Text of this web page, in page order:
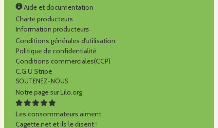
Aide et documentation
Charte producteurs
Information producteurs
Conditions générales d'utilisation
Politique de confidentialité
Conditions commerciales(CCP)
C.G.U Stripe
SOUTENEZ-NOUS
Notre page sur Lilo.org
Les consommateurs aiment
Cagette.net et ils le disent !